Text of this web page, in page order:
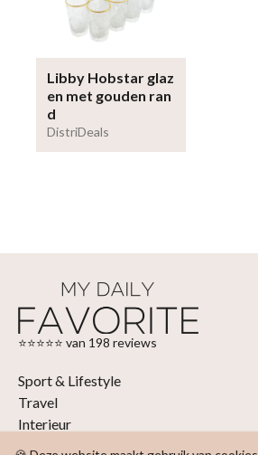
Libby Hobstar glaz
en met gouden ran
d
DistriDeals
⭐⭐⭐⭐⭐ van 198 reviews
Sport & Lifestyle
Travel
Interieur
Fashion & Beauty